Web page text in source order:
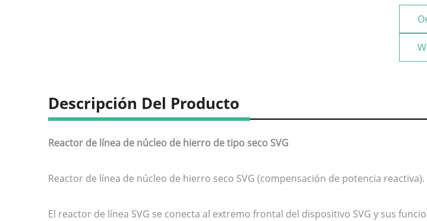
Descripción Del Producto
Reactor de línea de núcleo de hierro de tipo seco SVG
Reactor de línea de núcleo de hierro seco SVG (compensación de potencia reactiva).
El reactor de línea SVG se conecta al extremo frontal del dispositivo SVG y sus